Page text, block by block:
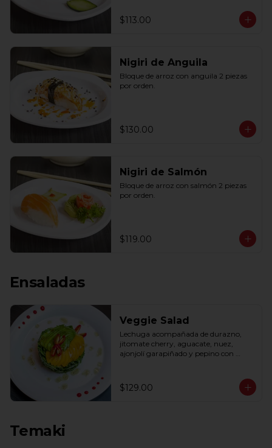
$113.00
Nigiri de Anguila
Bloque de arroz con anguila 2 piezas
por orden.
$130.00
Nigiri de Salmón
Bloque de arroz con salmón 2 piezas
por orden.
$119.00
Ensaladas
Veggie Salad
Lechuga acompañada de durazno,
jitomate cherry, aguacate, nuez,
ajonjolí garapiñado y pepino con
$129.00
Temaki